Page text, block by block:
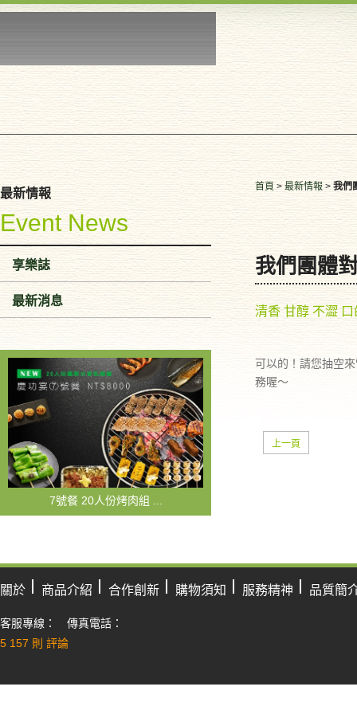
最新情報
Event News
享樂誌
最新消息
7號餐 20人份烤肉組 ...
首頁 > 最新情報 > 我們
我們團體
清香 甘醇 不澀
可以的！請您抽空
務喔～
上一頁
關於 商品介紹 合作創新 購物須知 服務精神 品質簡
客服專線： 傳真電話：
5 157 則 評論